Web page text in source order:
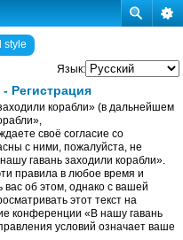
style
Язык:
Регистрация
корабли» (в дальнейшем
своё согласие со
с ними, пожалуйста, не
гавань заходили корабли».
правила в любое время и
об этом, однако с вашей
этот текст на
конференции «В нашу гавань
условий означает ваше